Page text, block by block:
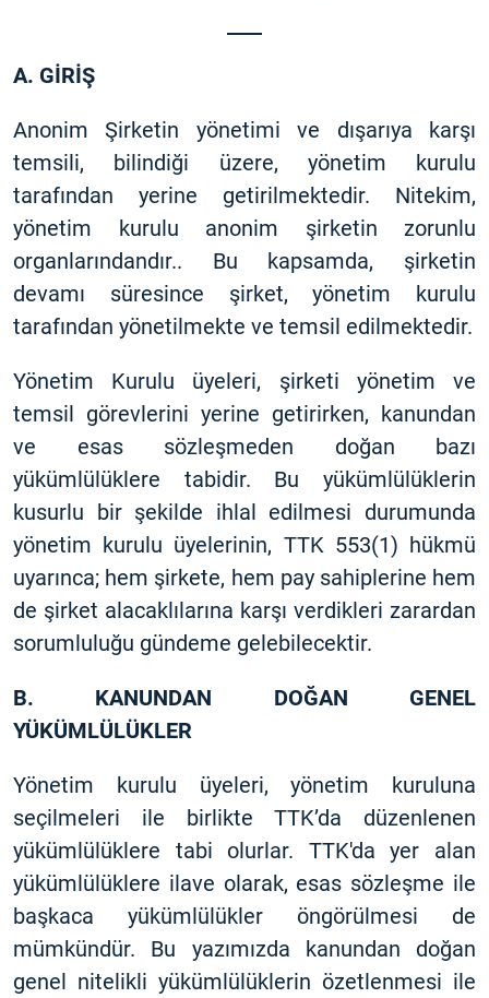
A. GİRİŞ
Anonim Şirketin yönetimi ve dışarıya karşı
temsili, bilindiği üzere, yönetim kurulu
tarafından yerine getirilmektedir. Nitekim,
yönetim kurulu anonim şirketin zorunlu
organlarındandır.. Bu kapsamda, şirketin
devamı süresince şirket, yönetim kurulu
tarafından yönetilmekte ve temsil edilmektedir.
Yönetim Kurulu üyeleri, şirketi yönetim ve
temsil görevlerini yerine getirirken, kanundan
ve esas sözleşmeden doğan bazı
yükümlülüklere tabidir. Bu yükümlülüklerin
kusurlu bir şekilde ihlal edilmesi durumunda
yönetim kurulu üyelerinin, TTK 553(1) hükmü
uyarınca; hem şirkete, hem pay sahiplerine hem
de şirket alacaklılarına karşı verdikleri zarardan
sorumluluğu gündeme gelebilecektir.
B. KANUNDAN DOĞAN GENEL
YÜKÜMLÜLÜKLER
Yönetim kurulu üyeleri, yönetim kuruluna
seçilmeleri ile birlikte TTK’da düzenlenen
yükümlülüklere tabi olurlar. TTK'da yer alan
yükümlülüklere ilave olarak, esas sözleşme ile
başkaca yükümlülükler öngörülmesi de
mümkündür. Bu yazımızda kanundan doğan
genel nitelikli yükümlülüklerin özetlenmesi ile